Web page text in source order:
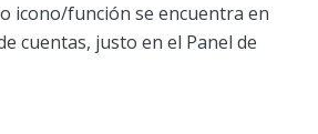
icono/función se encuentra en
cuentas, justo en el Panel de